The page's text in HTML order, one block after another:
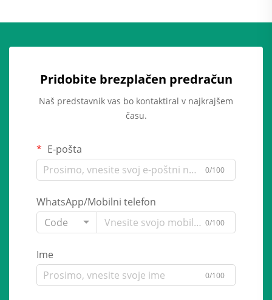
Pridobite brezplačen predračun
Naš predstavnik vas bo kontaktiral v najkrajšem
času.
E-pošta
0/100
WhatsApp/Mobilni telefon
Code
0/100
Ime
0/100